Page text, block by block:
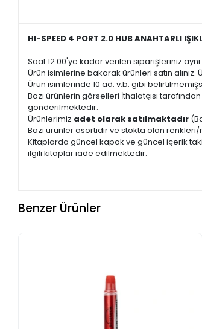
HI-SPEED 4 PORT 2.0 HUB ANAHTARLI
Saat 12.00'ye kadar verilen siparişleriniz
Ürün isimlerine bakarak ürünleri satın alınız.
Ürün isimlerinde 10 ad. v.b. gibi
Bazı ürünlerin görselleri İthalatçısı
gönderilmektedir.
Ürünlerimiz adet olarak satılmaktadır
Bazı ürünler asortidir ve stokta olan
Kitaplarda güncel kapak ve güncel içerik
ilgili kitaplar iade edilmektedir.
Benzer Ürünler